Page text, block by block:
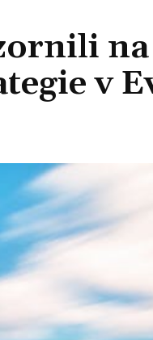
na
v